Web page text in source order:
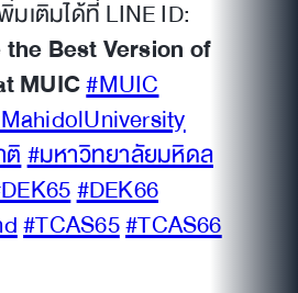
เติมได้ที่ LINE ID:
the Best Version of
MUIC#MUIC
ติ#มหาวิทยาลัยมหิดล
#DEK66
#TCAS65#TCAS66